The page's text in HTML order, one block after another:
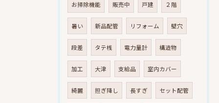
お掃除機能 販売中 戸建 ２階
暑い 新品配管 リフォーム 壁穴
段差 タテ桟 電力量計 構造物
加工 大津 支給品 室内カバー
綺麗 担ぎ降し 長すぎ セット配管